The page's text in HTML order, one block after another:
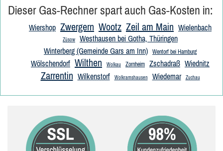
Dieser Gas-Rechner spart auch Gas-Kosten in:
Wiershop Zwergern Wootz Zeil am Main Wielenbach
Züsow
Westhausen bei Gotha, Thüringen
Winterberg (Gemeinde Gars am Inn)
Wentorf bei Hamburg
Wölschendorf Wilthen Wolkau Zornheim Zschadraß Wiednitz
Zarrentin Wilkenstorf Wolkramshausen Wiedemar Zuchau